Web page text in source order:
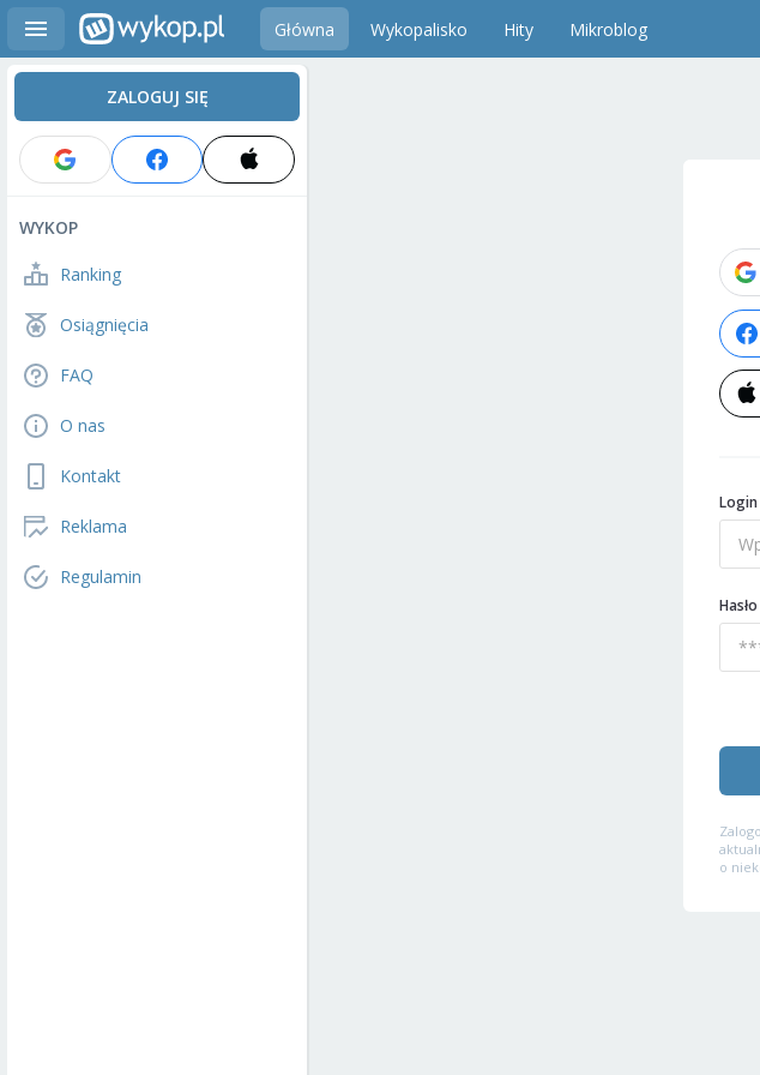
Główna Wykopalisko Hity Mikroblog
ZALOGUJ SIĘ
WYKOP
Ranking
Osiągnięcia
FAQ
O nas
Kontakt
Reklama
Regulamin
Login
Hasło
o